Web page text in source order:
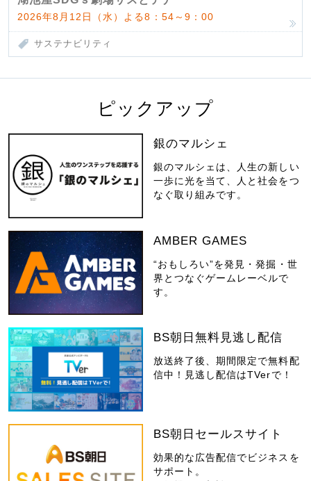
2026年8月12日（水）よる8：54～9：00
サステナビリティ
ピックアップ
銀のマルシェ
銀のマルシェは、人生の新しい
一歩に光を当て、人と社会をつ
なぐ取り組みです。
AMBER GAMES
“おもしろい”を発見・発掘・世
界とつなぐゲームレーベルで
す。
BS朝日無料見逃し配信
放送終了後、期間限定で無料配
信中！見逃し配信はTVerで！
BS朝日セールスサイト
効果的な広告配信でビジネスを
サポート。